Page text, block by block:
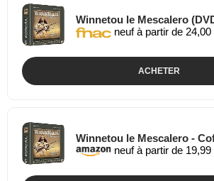
Winnetou le Mescalero
neuf à partir de 24,00
ACHETER
Winnetou le Mescalero -
neuf à partir de 19,99